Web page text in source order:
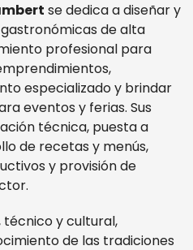
se dedica a diseñar y
de alta
profesional para
especializado y brindar
eventos y ferias. Sus
técnica, puesta a
de recetas y menús,
y provisión de
técnico y cultural,
de las tradiciones